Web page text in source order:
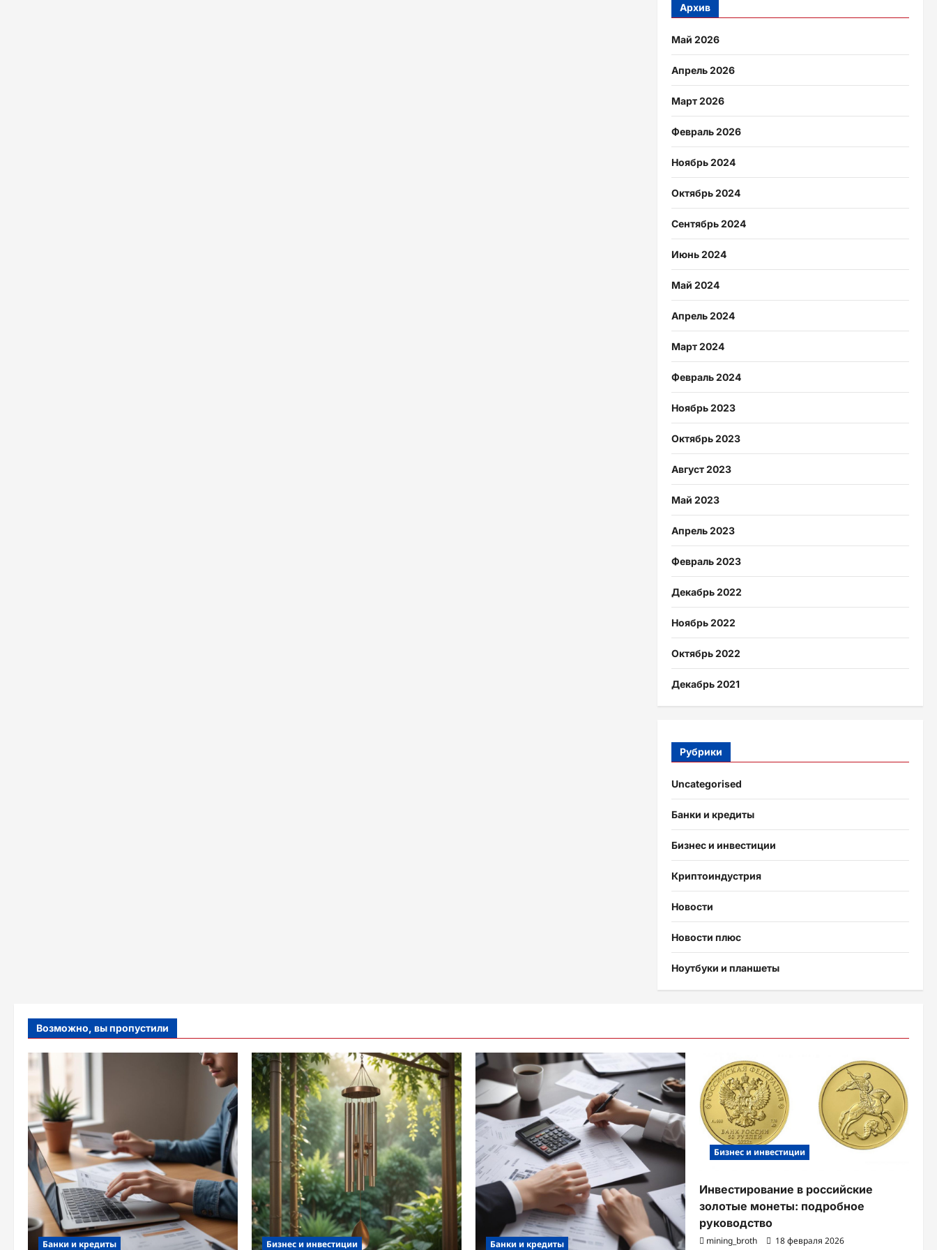
Архив
Май 2026
Апрель 2026
Март 2026
Февраль 2026
Ноябрь 2024
Октябрь 2024
Сентябрь 2024
Июнь 2024
Май 2024
Апрель 2024
Март 2024
Февраль 2024
Ноябрь 2023
Октябрь 2023
Август 2023
Май 2023
Апрель 2023
Февраль 2023
Декабрь 2022
Ноябрь 2022
Октябрь 2022
Декабрь 2021
Рубрики
Uncategorised
Банки и кредиты
Бизнес и инвестиции
Криптоиндустрия
Новости
Новости плюс
Ноутбуки и планшеты
Возможно, вы пропустили
Банки и кредиты Бизнес и инвестиции Банки и кредиты
Бизнес и инвестиции
Инвестирование в российские
золотые монеты: подробное
руководство
mining_broth 18 февраля 2026